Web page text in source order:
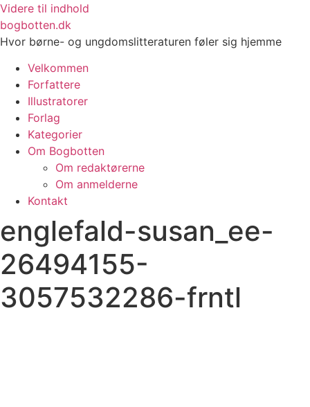
Videre til indhold
bogbotten.dk
Hvor børne- og ungdomslitteraturen føler sig hjemme
Velkommen
Forfattere
Illustratorer
Forlag
Kategorier
Om Bogbotten
Om redaktørerne
Om anmelderne
Kontakt
englefald-susan_ee-
26494155-
3057532286-frntl